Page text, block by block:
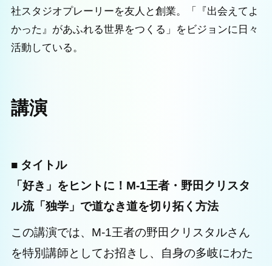
社スタジオプレーリーを友人と創業。「『出会えてよ
かった』があふれる世界をつくる」をビジョンに日々
活動している。
講演
■ タイトル
「好き」をヒントに！M-1王者・野田クリスタ
ル流「独学」で道なき道を切り拓く方法
この講演では、M-1王者の野田クリスタルさん
を特別講師としてお招きし、自身の多岐にわた